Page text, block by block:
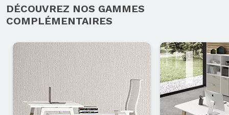
DÉCOUVREZ NOS GAMMES
COMPLÉMENTAIRES